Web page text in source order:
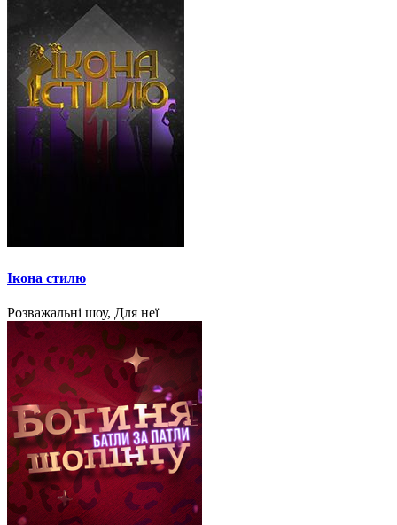
Ікона стилю
Розважальні шоу, Для неї